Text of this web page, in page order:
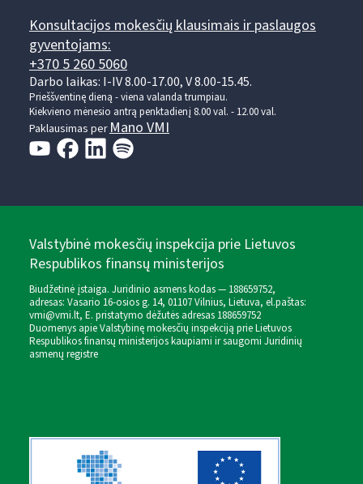
Konsultacijos mokesčių klausimais ir paslaugos
gyventojams:
+370 5 260 5060
Darbo laikas: I-IV 8.00-17.00, V 8.00-15.45.
Prieššventinę dieną - viena valanda trumpiau.
Kiekvieno mėnesio antrą penktadienį 8.00 val. - 12.00 val.
Paklausimas perMano VMI
Valstybinė mokesčių inspekcija prie Lietuvos
Respublikos finansų ministerijos
Biudžetinė įstaiga. Juridinio asmens kodas — 188659752,
adresas: Vasario 16-osios g. 14, 01107 Vilnius, Lietuva, el.paštas:
vmi@vmi.lt, E. pristatymo dėžutės adresas 188659752
Duomenys apie Valstybinę mokesčių inspekciją prie Lietuvos
Respublikos finansų ministerijos kaupiami ir saugomi Juridinių
asmenų registre